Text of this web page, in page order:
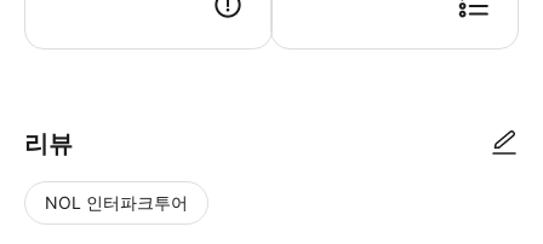
리뷰
NOL 인터파크투어